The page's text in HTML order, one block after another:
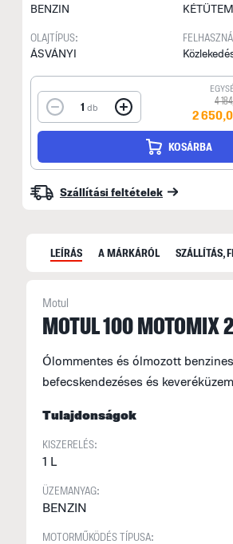
BENZIN
OLAJTÍPUS:
ÁSVÁNYI
1 db
4
2
KOSÁRBA
Szállítási feltételek
LEÍRÁS A MÁRKÁRÓL SZÁLLÍTÁS,
Motul
MOTUL 100 MOTOMIX
Ólommentes és ólmozott
befecskendezéses és
Tulajdonságok
KISZERELÉS:
1 L
ÜZEMANYAG:
BENZIN
MOTORMŰKÖDÉS TÍPUSA: